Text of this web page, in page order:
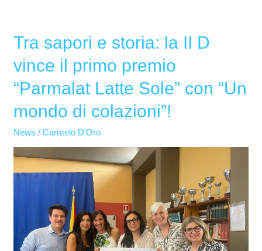
Tra sapori e storia: la II D
vince il primo premio
“Parmalat Latte Sole” con “Un
mondo di colazioni”!
News /Carmelo D'Oro
Tra
e
storia:
II
D
vince
“Parmalat
Sole”